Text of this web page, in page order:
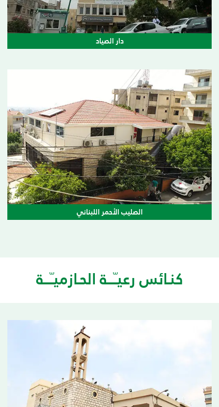
دار الصياد
الصليب الأحمر اللبناني
كنـائس رعيـّـــة الحـازميـّـــة